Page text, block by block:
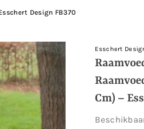
Design FB370
Esschert
Cm) –